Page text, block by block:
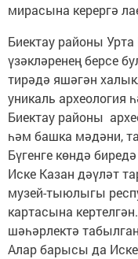
мирасына керергә
Биектау районы
үзәкләренең берсе
тирәдә яшәгән
уникаль археология
Биектау районы
һәм башка мәдәни,
Бүгенге көндә
Иске Казан дәүләт
музей-тыюлыгы
картасына
шәһәрлектә
Алар барысы да